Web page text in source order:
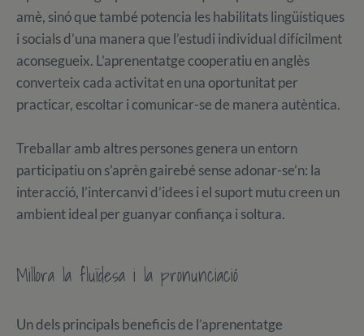
amè, sinó que també potencia les habilitats lingüístiques
i socials d’una manera que l’estudi individual difícilment
aconsegueix. L’aprenentatge cooperatiu en anglès
converteix cada activitat en una oportunitat per
practicar, escoltar i comunicar-se de manera autèntica.
Treballar amb altres persones genera un entorn
participatiu on s’aprèn gairebé sense adonar-se’n: la
interacció, l’intercanvi d’idees i el suport mutu creen un
ambient ideal per guanyar confiança i soltura.
Millora la fluïdesa i la pronunciació
Un dels principals beneficis de l’aprenentatge